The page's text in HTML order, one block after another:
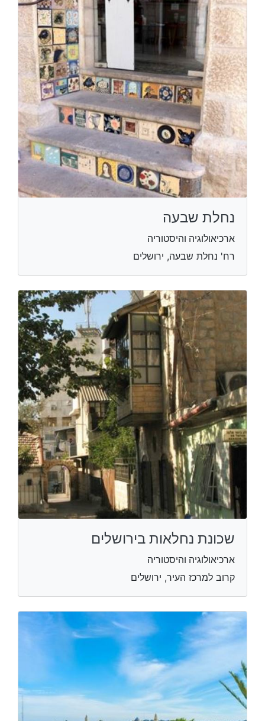
נחלת שבעה
ארכיאולוגיה והיסטוריה
רח' נחלת שבעה, ירושלים
שכונת נחלאות בירושלים
ארכיאולוגיה והיסטוריה
קרוב למרכז העיר, ירושלים